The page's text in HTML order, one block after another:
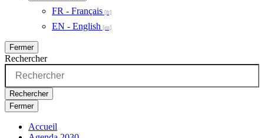
FR - Français
EN - English
Fermer
Rechercher
Rechercher
Fermer
Accueil